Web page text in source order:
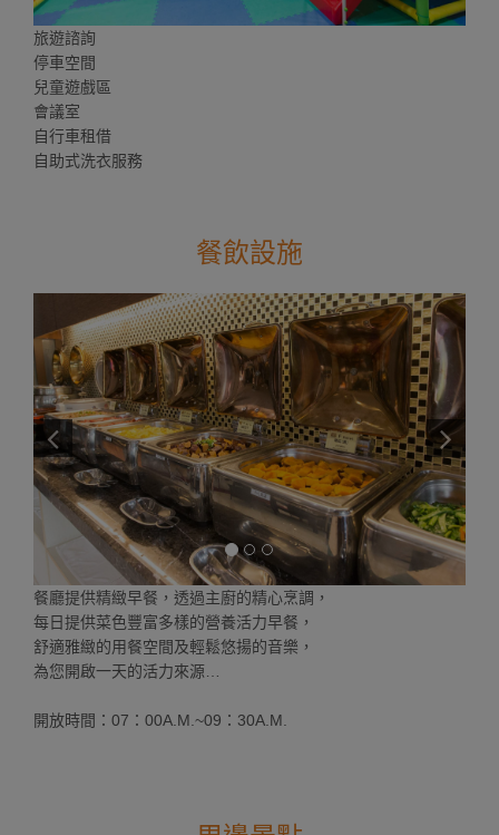
旅遊諮詢
停車空間
兒童遊戲區
會議室
自行車租借
自助式洗衣服務
餐飲設施
餐廳提供精緻早餐，透過主廚的精心烹調，
每日提供菜色豐富多樣的營養活力早餐，
舒適雅緻的用餐空間及輕鬆悠揚的音樂，
為您開啟一天的活力來源…
開放時間：07：00A.M.~09：30A.M.